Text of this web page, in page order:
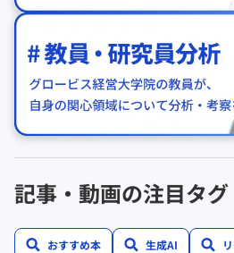
記事・動画の注目タグ
おすすめ本 生成AI